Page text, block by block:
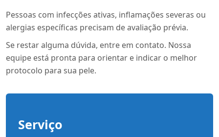
Serviço
Pessoas com infecções ativas, inflamações severas ou
alergias específicas precisam de avaliação prévia.
Se restar alguma dúvida, entre em contato. Nossa
equipe está pronta para orientar e indicar o melhor
protocolo para sua pele.